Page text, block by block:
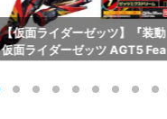
【仮面ライダーゼッツ】『装動
仮面ライダーゼッツ AGT5 Fea
ド』食玩フィギュア予約【バン